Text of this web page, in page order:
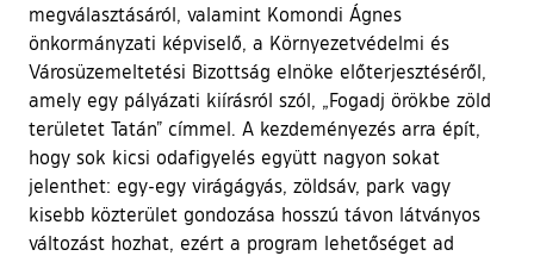
megválasztásáról, valamint Komondi Ágnes
önkormányzati képviselő, a Környezetvédelmi és
Városüzemeltetési Bizottság elnöke előterjesztéséről,
amely egy pályázati kiírásról szól, „Fogadj örökbe zöld
területet Tatán” címmel. A kezdeményezés arra épít,
hogy sok kicsi odafigyelés együtt nagyon sokat
jelenthet: egy-egy virágágyás, zöldsáv, park vagy
kisebb közterület gondozása hosszú távon látványos
változást hozhat, ezért a program lehetőséget ad